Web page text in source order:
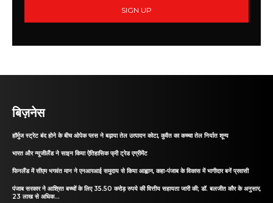
SIGN UP
बिज़नेस
हॉर्मुज स्ट्रेट बंद होने के बीच ओपेक प्लस ने बढ़ाया तेल उत्पादन कोटा, कुवैत का कच्चा तेल निर्यात शून्य
भारत और न्यूजीलैंड ने साइन किया ऐतिहासिक फ्री ट्रेड एग्रीमेंट
फिनलैंड में सीएम भगवंत मान ने एनआरआई समुदाय से किया आह्वान, कहा-पंजाब के विकास में भागीदार बनें प्रवासी
पंजाब सरकार ने आश्रित बच्चों के लिए 35.50 करोड़ रुपये की वित्तीय सहायता जारी की; डॉ. बलजीत कौर के अनुसार,
23 लाख से अधिक...